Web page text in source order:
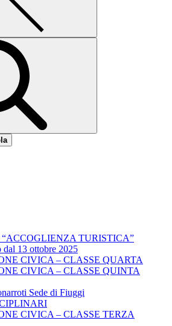
“ACCOGLIENZA TURISTICA”
13 ottobre 2025
CIVICA – CLASSE QUARTA
CIVICA – CLASSE QUINTA
Sede di Fiuggi
CIVICA – CLASSE TERZA